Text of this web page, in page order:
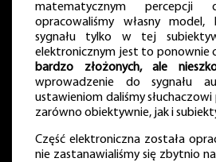
matematycznym percepcji
opracowaliśmy własny
sygnału tylko w tej
elektronicznym jest to ponownie
bardzo złożonych, ale
wprowadzenie do sygnału
ustawieniom daliśmy
zarówno obiektywnie, jak i
Część elektroniczna została
nie zastanawialiśmy się zbytnio